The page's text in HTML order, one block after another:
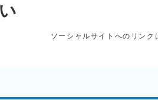
ソーシャルサイトへのリンク